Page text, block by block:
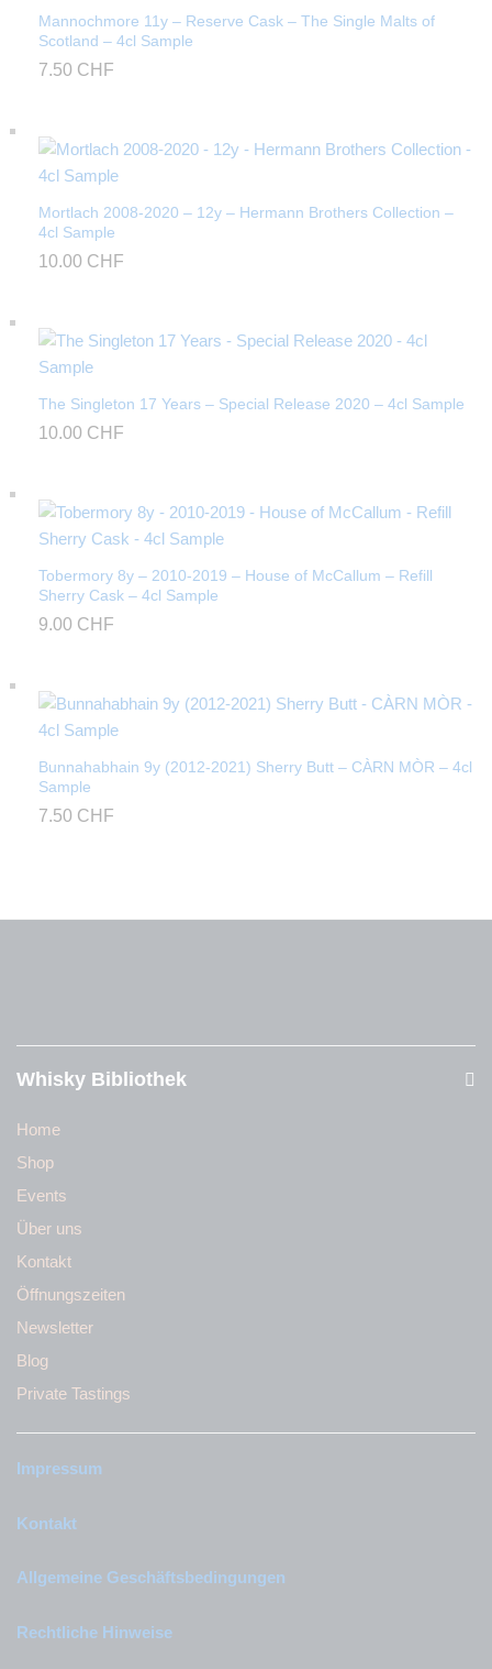
Mannochmore 11y – Reserve Cask – The Single Malts of
Scotland – 4cl Sample
7.50 CHF
Mortlach 2008-2020 – 12y – Hermann Brothers Collection –
4cl Sample
10.00 CHF
The Singleton 17 Years – Special Release 2020 – 4cl Sample
10.00 CHF
Tobermory 8y – 2010-2019 – House of McCallum – Refill
Sherry Cask – 4cl Sample
9.00 CHF
Bunnahabhain 9y (2012-2021) Sherry Butt – CÀRN MÒR – 4cl
Sample
7.50 CHF
Whisky Bibliothek
Home
Shop
Events
Über uns
Kontakt
Öffnungszeiten
Newsletter
Blog
Private Tastings
Impressum
Kontakt
Allgemeine Geschäftsbedingungen
Rechtliche Hinweise